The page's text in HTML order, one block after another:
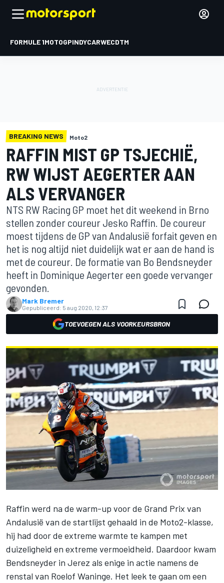
FORMULE 1MOTOGPINDYCARWECDTM
BREAKING NEWS Moto2
RAFFIN MIST GP TSJECHIË,
RW WIJST AEGERTER AAN
ALS VERVANGER
NTS RW Racing GP moet het dit weekend in Brno
stellen zonder coureur Jesko Raffin. De coureur
moest tijdens de GP van Andalusië forfait geven en
het is nog altijd niet duidelijk wat er aan de hand is
met de coureur. De formatie van Bo Bendsneyder
heeft in Dominique Aegerter een goede vervanger
gevonden.
Mark Bremer
Gepubliceerd: 5 aug 2020, 12:37
TOEVOEGEN ALS VOORKEURSBRON
Raffin werd na de warm-up voor de Grand Prix van
Andalusië van de startlijst gehaald in de Moto2-klasse,
hij had door de extreme warmte te kampen met
duizeligheid en extreme vermoeidheid. Daardoor kwam
Bendsneyder in Jerez als enige in actie namens de
renstal van Roelof Waninge. Het leek te gaan om een